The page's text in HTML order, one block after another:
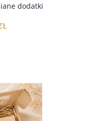
dodatki